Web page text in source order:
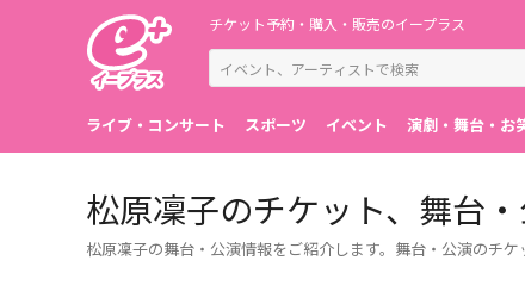
チケット予約・購入・販売のイープラス
ライブ・コンサート スポーツ イベント 演劇・舞台・お
松原凜子のチケット、舞台
松原凜子の舞台・公演情報をご紹介します。舞台・公演のチ